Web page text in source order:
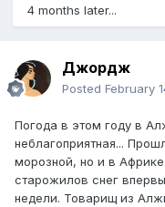
4 months later...
Джордж
Posted February
Погода в этом году в
неблагоприятная...
морозной, но и в
старожилов снег
недели. Товарищ из